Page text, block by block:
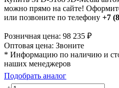
можно прямо на сайте!
или позвоните по телефону +7
Розничная цена: 98 235 ₽
Оптовая цена: Звоните
* Информацию по наличию и
наших менеджеров
Подобрать аналог